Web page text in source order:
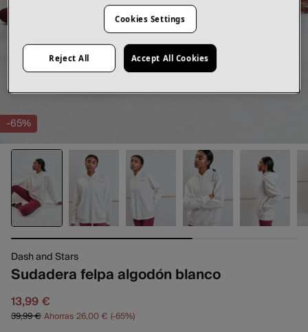
-65%
Dash and Stars
Sudadera felpa algodón blanco
13,99 €
39,99 €Ahorras26,00 € 65
Cookies Settings
Reject All Accept All Cookies